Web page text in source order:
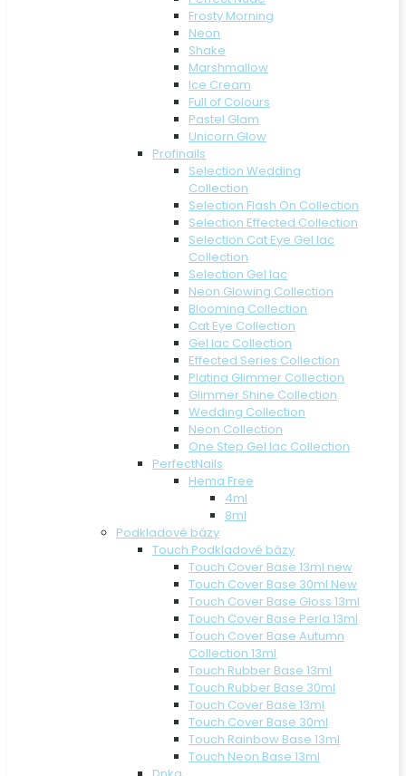
Frosty Morning
Neon
Shake
Marshmallow
Ice Cream
Full of Colours
Pastel Glam
Unicorn Glow
Profinails
Selection Wedding
Collection
Selection Flash On Collection
Selection Effected Collection
Selection Cat Eye Gel lac
Collection
Selection Gel lac
Neon Glowing Collection
Blooming Collection
Cat Eye Collection
Gel lac Collection
Effected Series Collection
Platina Glimmer Collection
Glimmer Shine Collection
Wedding Collection
Neon Collection
One Step Gel lac Collection
PerfectNails
Hema Free
4ml
8ml
Podkladové bázy
Touch Podkladové bázy
Touch Cover Base 13ml new
Touch Cover Base 30ml New
Touch Cover Base Gloss 13ml
Touch Cover Base Perla 13ml
Touch Cover Base Autumn
Collection 13ml
Touch Rubber Base 13ml
Touch Rubber Base 30ml
Touch Cover Base 13ml
Touch Cover Base 30ml
Touch Rainbow Base 13ml
Touch Neon Base 13ml